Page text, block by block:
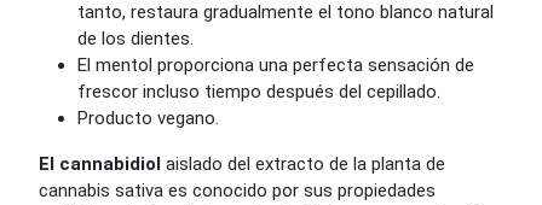
tanto, restaura gradualmente el tono blanco natural
de los dientes.
El mentol proporciona una perfecta sensación de
frescor incluso tiempo después del cepillado.
Producto vegano.
El cannabidiol aislado del extracto de la planta de
cannabis sativa es conocido por sus propiedades